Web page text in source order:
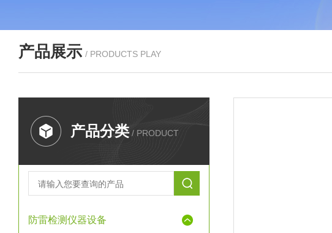
产品展示 / PRODUCTS PLAY
产品分类 / PRODUCT
防雷检测仪器设备